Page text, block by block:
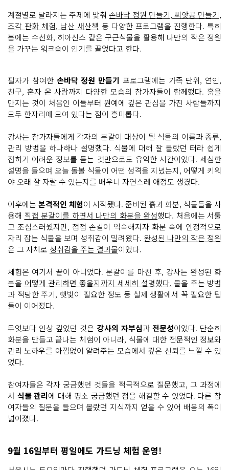
거 아
시
나
요?
바
로 토
다 열
리
는 나
만
의 정
원 수
닝 라
운
지'
남
산
타
워 4
층 서
원
문
화
힐
링
센
터
에 왔
요
나
만
의 화
분
을 만
들
원
사 선
생
님
의 수
업
도 들
요
수
업
을 듣
고 나
니 식
물
해
가 늘
났
계절별로 달라지는 주제에 맞춰 손바닥 정원 만들기, 씨앗공 만들기,
조각 판화 체험, 남산 새산책 등 다양한 프로그램을 진행한다. 특히
봄에는 수선화, 히아신스 같은 구근식물을 활용해 나만의 작은 정원
을 가꾸는 워크숍이 인기를 끌었다고 한다.
필자가 참여한 손바닥 정원 만들기 프로그램에는 가족 단위, 연인,
친구, 혼자 온 사람까지 다양한 모습의 참가자들이 함께했다. 흙을
만지는 것이 처음인 이들부터 원예에 깊은 관심을 가진 사람들까지
모두 한자리에 모여 있다는 점이 흥미롭다.
강사는 참가자들에게 각자의 분갈이 대상이 될 식물의 이름과 종류,
관리 방법을 하나하나 설명했다. 식물에 대해 잘 몰랐던 터라 쉽게
접하기 어려운 정보를 듣는 것만으로도 유익한 시간이었다. 세심한
설명을 들으며 오늘 돌볼 식물이 어떤 성격을 지녔는지, 어떻게 키워
야 오래 잘 자랄 수 있는지를 배우니 자연스레 애정도 생겼다.
이후에는 본격적인 체험이 시작됐다. 준비된 흙과 화분, 식물들을 사
용해 직접 분갈이를 하면서 나만의 화분을 완성했다. 처음에는 서툴
고 조심스러웠지만, 점점 손길이 익숙해지자 화분 속에 안정적으로
자리 잡는 식물을 보며 성취감이 밀려왔다. 완성된 나만의 작은 정원
은 그 자체로 성취감을 주는 결과물이었다.
체험은 여기서 끝이 아니었다. 분갈이를 마친 후, 강사는 완성된 화
분을 어떻게 관리하면 좋을지까지 세세히 설명했다. 물을 주는 방법
과 적당한 주기, 햇빛이 필요한 정도 등 실제 생활에서 꼭 필요한 팁
들이 이어졌다.
무엇보다 인상 깊었던 것은 강사의 자부심과 전문성이었다. 단순히
화분을 만들고 끝나는 체험이 아니라, 식물에 대한 전문적인 정보와
관리 노하우를 아낌없이 알려주는 모습에서 깊은 신뢰를 느낄 수 있
었다.
참여자들은 각자 궁금했던 것들을 적극적으로 질문했고, 그 과정에
서 식물 관리에 대해 평소 궁금했던 점을 해결할 수 있었다. 다른 참
여자들의 질문을 들으며 몰랐던 지식까지 얻을 수 있어 배움의 폭이
넓어졌다.
9월 16일부터 평일에도 가드닝 체험 운영!